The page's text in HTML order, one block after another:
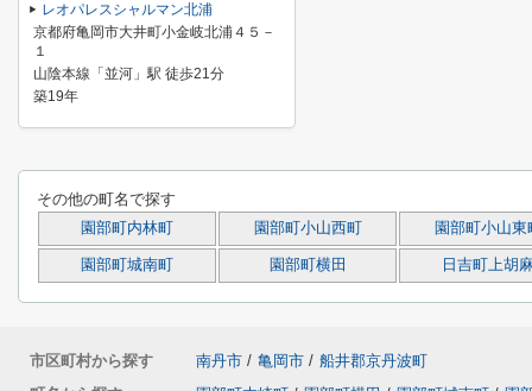
レオパレスシャルマン北浦
京都府亀岡市大井町小金岐北浦４５－
１
山陰本線「並河」駅 徒歩21分
築19年
その他の町名で探す
園部町内林町 園部町小山西町 園部町小山東
園部町城南町 園部町横田 日吉町上胡
市区町村から探す 南丹市 / 亀岡市 / 船井郡京丹波町